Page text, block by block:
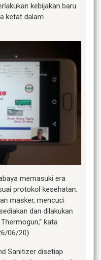
kebijakan baru
ketat dalam
memasuki era
protokol kesehatan.
masker, mencuci
dan dilakukan
kata
06/20).
Sanitizer disetiap